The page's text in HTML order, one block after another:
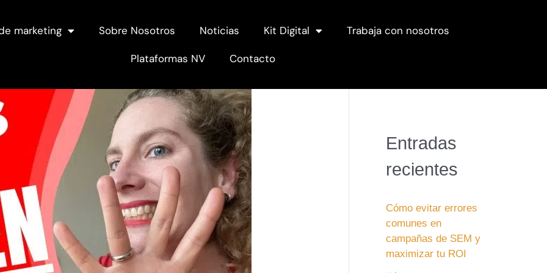
marketing Sobre Nosotros Noticias Kit Digital Trabaja con nosotros
Plataformas NV Contacto
Entradas
recientes
Cómo evitar errores
comunes en
campañas de SEM y
maximizar tu ROI